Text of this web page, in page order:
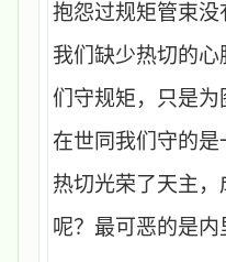
抱怨过规矩管束
我们缺少热切的
们守规矩，只是
在世同我们守的
热切光荣了天主
呢？最可恶的是